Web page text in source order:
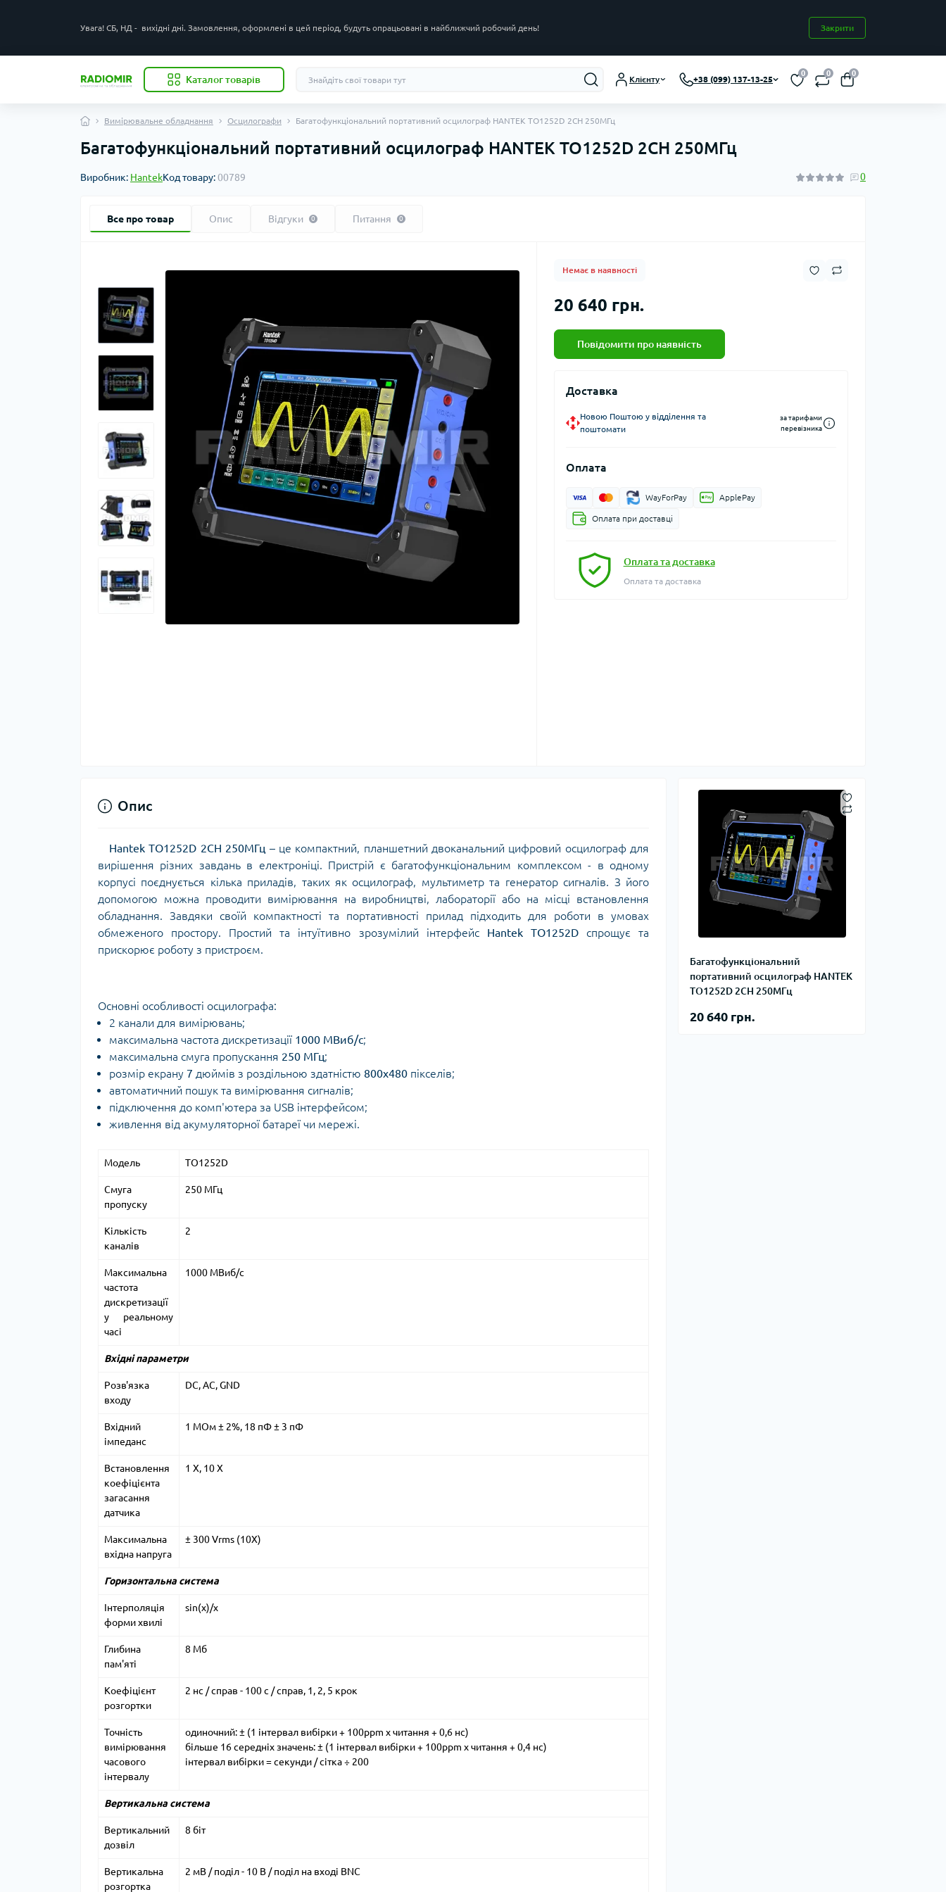
Увага! СБ, НД - вихідні дні. Замовлення, оформлені в цей період, будуть опрацьовані в найближчий робочий день! Закрити
Каталог товарів Клієнту +38 (099) 137-13-25
0 0 0
Вимірювальне обладнання Осцилографи Багатофункціональний портативний осцилограф HANTEK TO1252D 2CH 250МГц
Багатофункціональний портативний осцилограф HANTEK TO1252D 2CH 250МГц
Виробник: HantekКод товару:00789 0
Все про товар Опис Відгуки 0 Питання 0
Немає в наявності
20 640 грн.
Повідомити про наявність
Доставка
Новою Поштою у відділення та
поштомати
за тарифами
перевізника
Оплата
WayForPay ApplePay
Оплата при доставці
Оплата та доставка
Оплата та доставка
Багатофункціональний
портативний осцилограф HANTEK
TO1252D 2CH 250МГц
20 640 грн.
Опис
Hantek TO1252D 2CH 250МГц – це компактний, планшетний двоканальний цифровий осцилограф для
вирішення різних завдань в електроніці. Пристрій є багатофункціональним комплексом - в одному
корпусі поєднується кілька приладів, таких як осцилограф, мультиметр та генератор сигналів. З його
допомогою можна проводити вимірювання на виробництві, лабораторії або на місці встановлення
обладнання. Завдяки своїй компактності та портативності прилад підходить для роботи в умовах
обмеженого простору. Простий та інтуїтивно зрозумілий інтерфейс Hantek TO1252Dспрощує та
прискорює роботу з пристроєм.
Основні особливості осцилографа:
2 канали для вимірювань;
максимальна частота дискретизації 1000 МВиб/с;
максимальна смуга пропускання 250 МГц;
розмір екрану 7 дюймів з роздільною здатністю 800x480 пікселів;
автоматичний пошук та вимірювання сигналів;
підключення до комп'ютера за USB інтерфейсом;
живлення від акумуляторної батареї чи мережі.
Модель TO1252D
Смуга
пропуску
250 МГц
Кількість
каналів
2
Максимальна
частота
дискретизації
у реальному
часі
1000 МВиб/с
Вхідні параметри
Розв'язка
входу
DC, AC, GND
Вхідний
імпеданс
1 МОм ± 2%, 18 пФ ± 3 пФ
Встановлення
коефіцієнта
загасання
датчика
1 Х, 10 Х
Максимальна
вхідна напруга
± 300 Vrms (10X)
Горизонтальна система
Інтерполяція
форми хвилі
sin(х)/х
Глибина
пам'яті
8 Мб
Коефіцієнт
розгортки
2 нс / справ - 100 с / справ, 1, 2, 5 крок
Точність
вимірювання
часового
інтервалу
одиночний: ± (1 інтервал вибірки + 100ppm x читання + 0,6 нс)
більше 16 середніх значень: ± (1 інтервал вибірки + 100ppm x читання + 0,4 нс)
інтервал вибірки = секунди / сітка ÷ 200
Вертикальна система
Вертикальний
дозвіл
8 біт
Вертикальна
розгортка
2 мВ / поділ - 10 В / поділ на вході BNC